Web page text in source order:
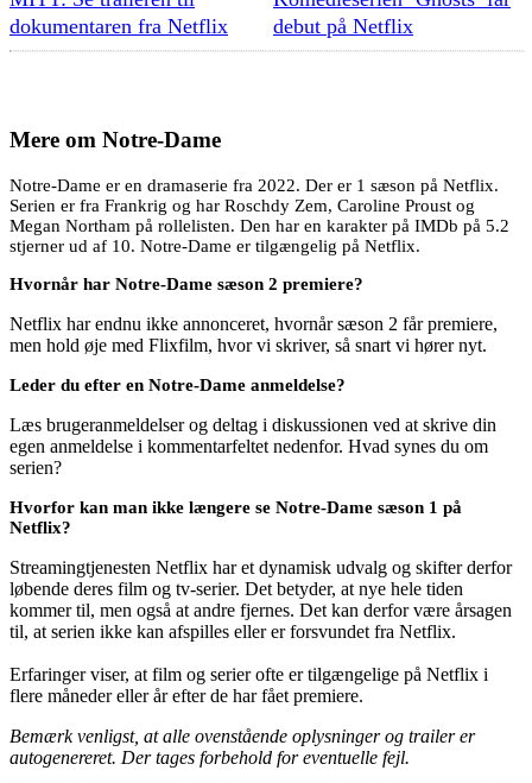
dokumentaren fra Netflix
debut på Netflix
Mere om Notre-Dame
Notre-Dame er en dramaserie fra 2022. Der er 1 sæson på Netflix.
Serien er fra Frankrig og har Roschdy Zem, Caroline Proust og
Megan Northam på rollelisten. Den har en karakter på IMDb på 5.2
stjerner ud af 10. Notre-Dame er tilgængelig på Netflix.
Hvornår har Notre-Dame sæson 2 premiere?
Netflix har endnu ikke annonceret, hvornår sæson 2 får premiere,
men hold øje med Flixfilm, hvor vi skriver, så snart vi hører nyt.
Leder du efter en Notre-Dame anmeldelse?
Læs brugeranmeldelser og deltag i diskussionen ved at skrive din
egen anmeldelse i kommentarfeltet nedenfor. Hvad synes du om
serien?
Hvorfor kan man ikke længere se Notre-Dame sæson 1 på
Netflix?
Streamingtjenesten Netflix har et dynamisk udvalg og skifter derfor
løbende deres film og tv-serier. Det betyder, at nye hele tiden
kommer til, men også at andre fjernes. Det kan derfor være årsagen
til, at serien ikke kan afspilles eller er forsvundet fra Netflix.
Erfaringer viser, at film og serier ofte er tilgængelige på Netflix i
flere måneder eller år efter de har fået premiere.
Bemærk venligst, at alle ovenstående oplysninger og trailer er
autogenereret. Der tages forbehold for eventuelle fejl.